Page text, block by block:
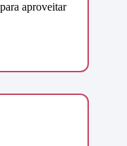
aproveitar